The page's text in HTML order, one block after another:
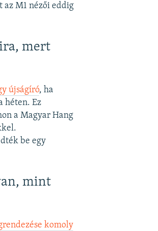
M1 nézői eddig
mert
újságíró, ha
héten. Ez
a Magyar Hang
be egy
mint
komoly